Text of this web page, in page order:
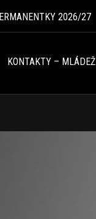
2026/27
KONTAKTY – MLÁDEŽ